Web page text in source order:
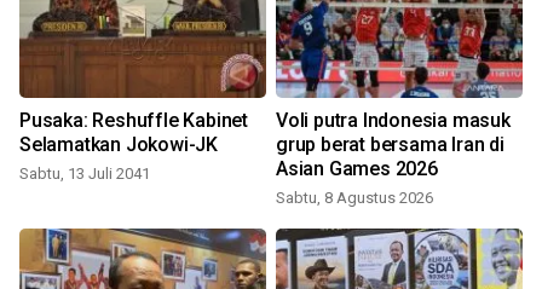
Pusaka: Reshuffle Kabinet
Selamatkan Jokowi-JK
Sabtu, 13 Juli 2041
Voli putra Indonesia masuk
grup berat bersama Iran di
Asian Games 2026
Sabtu, 8 Agustus 2026